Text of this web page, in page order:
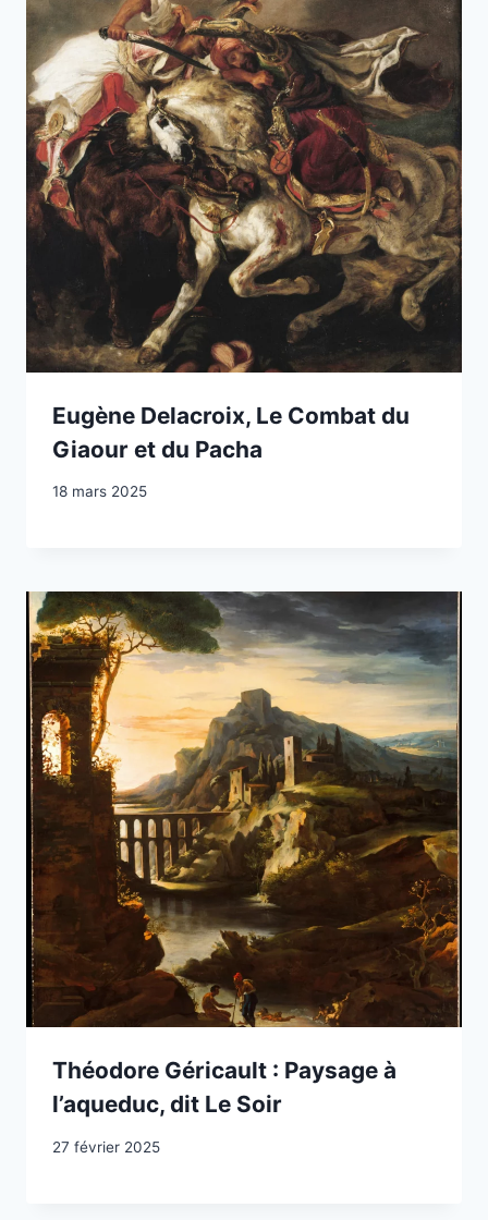
Eugène Delacroix, Le Combat du
Giaour et du Pacha
18 mars 2025
Théodore Géricault : Paysage à
l’aqueduc, dit Le Soir
27 février 2025